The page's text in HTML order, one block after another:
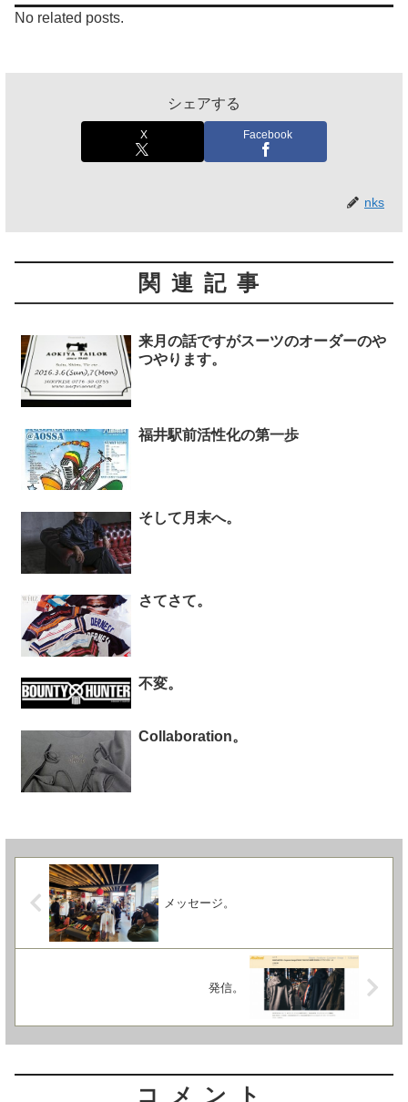
No related posts.
シェアする
X Facebook
nks
関連記事
来月の話ですがスーツのオーダーのや
つやります。
福井駅前活性化の第一歩
そして月末へ。
さてさて。
不変。
Collaboration。
メッセージ。
発信。
コメント